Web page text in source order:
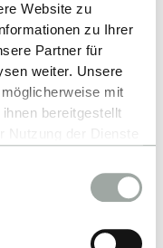
Website zu
zu Ihrer
Partner für
weiter. Unsere
mit
bereitgestellt
15. Januar
Juli